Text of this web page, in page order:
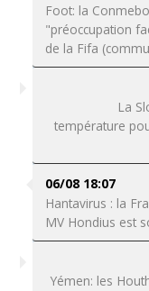
Foot: la
"préoccupation
de la Fifa
La
température
06/08 18:07
Hantavirus : la
MV Hondius est
Yémen: les